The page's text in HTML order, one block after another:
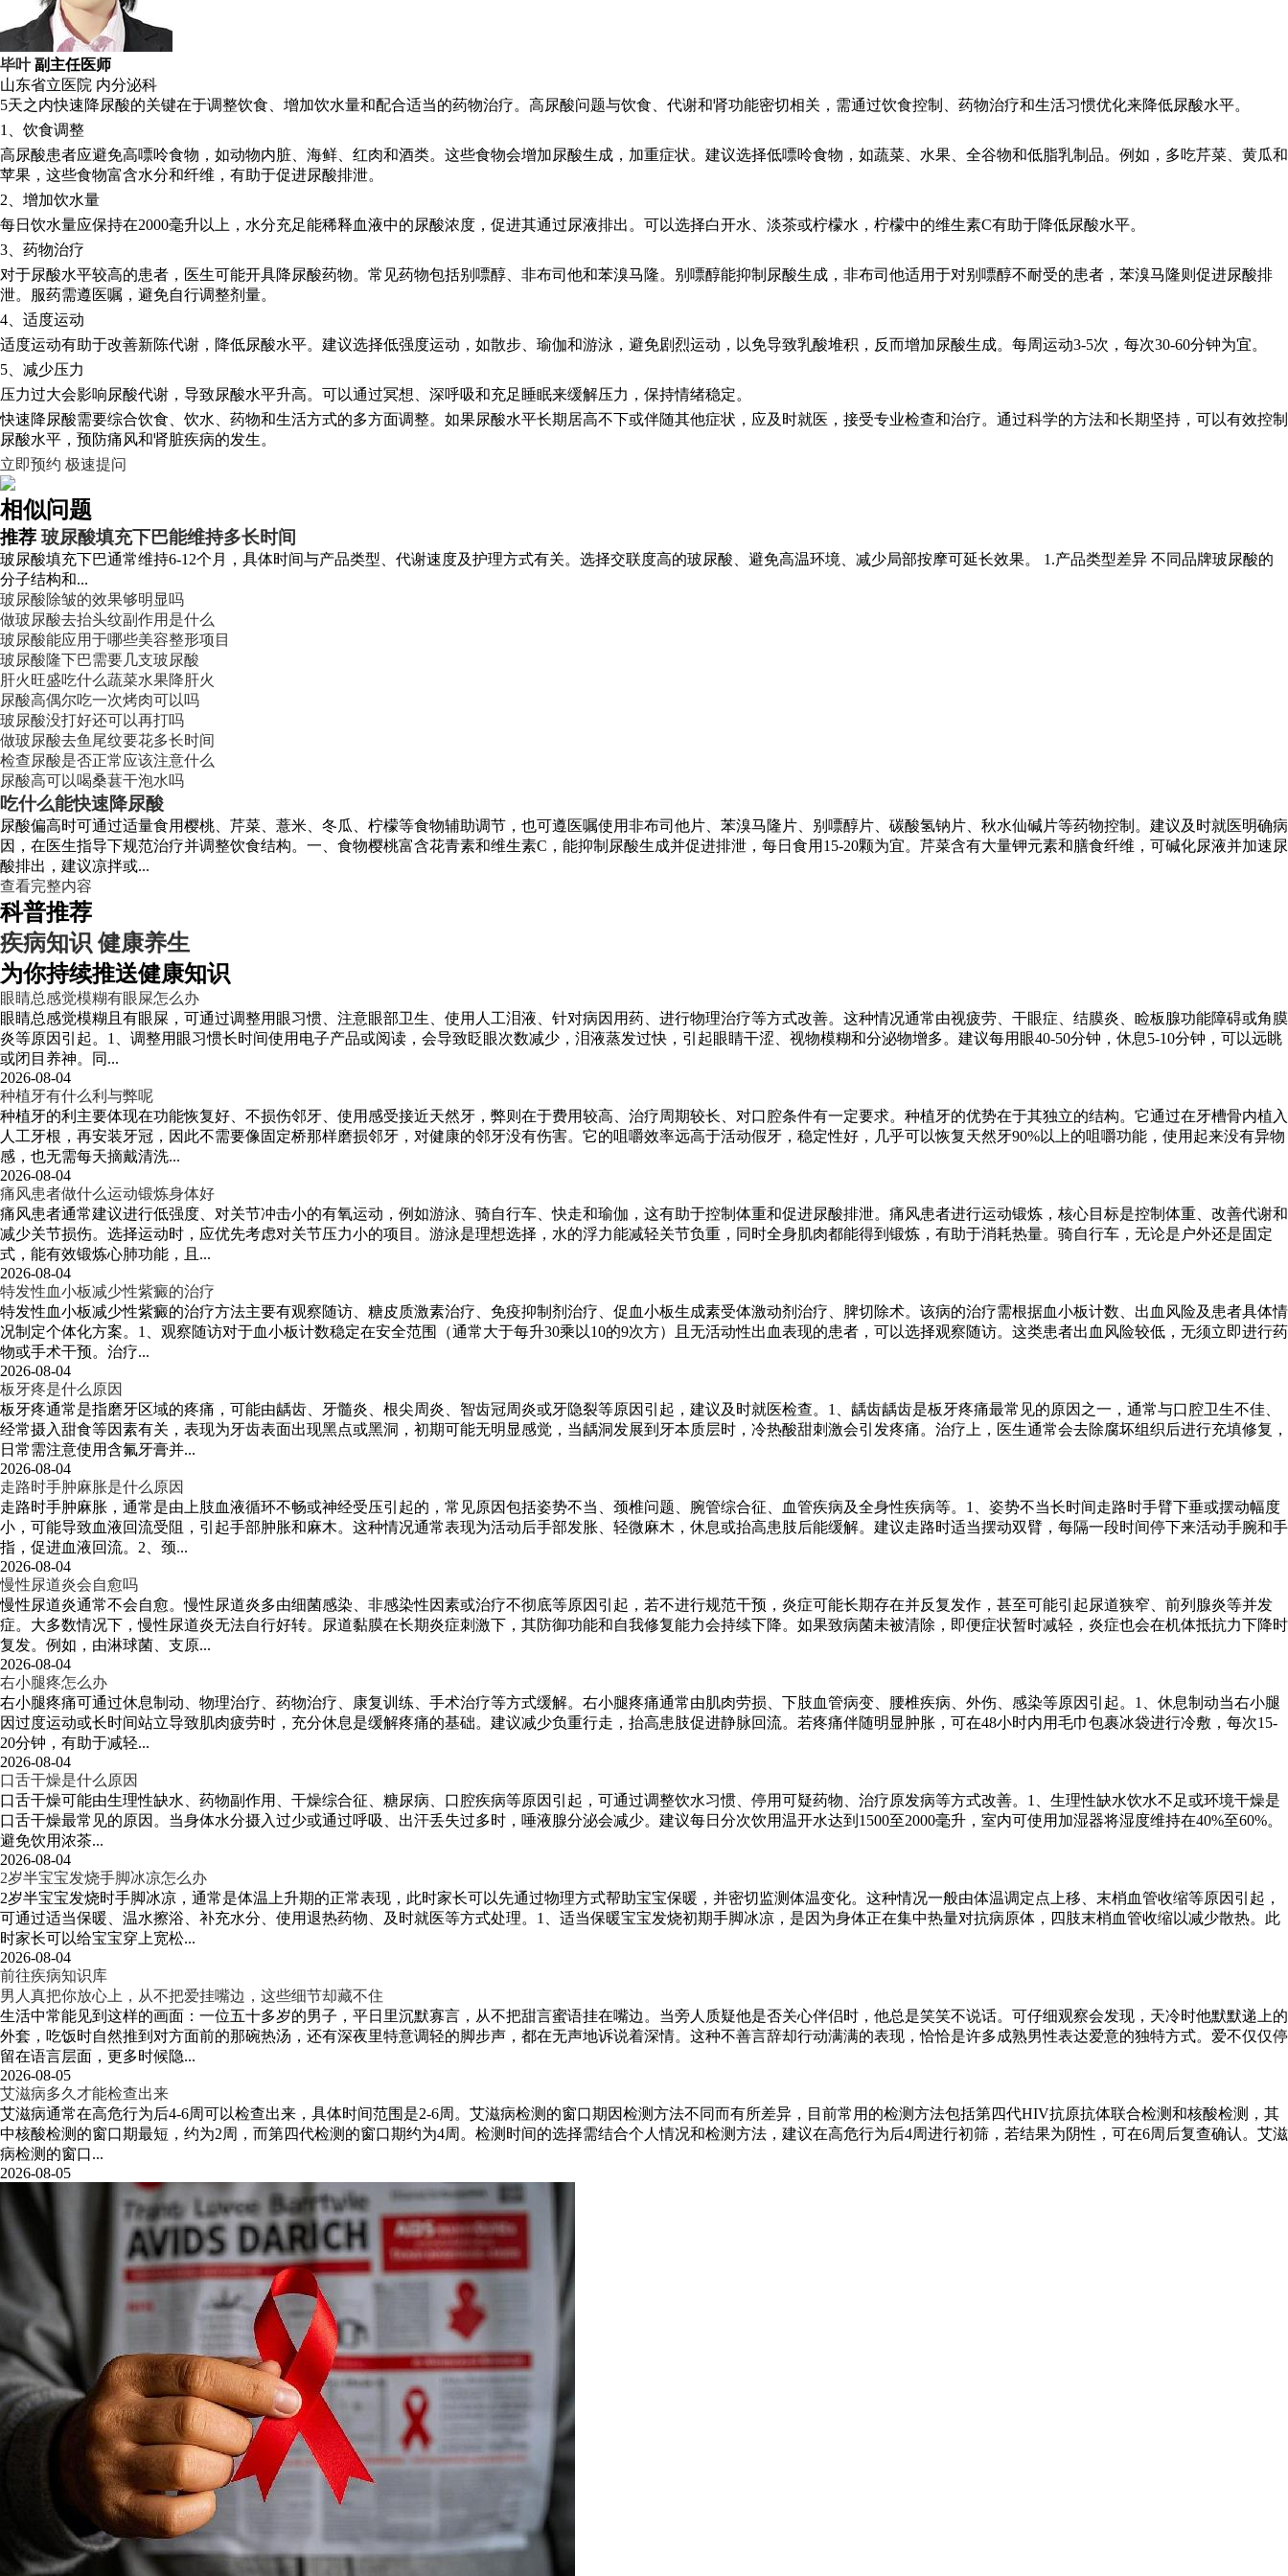
毕叶副主任医师
山东省立医院 内分泌科
5天之内快速降尿酸的关键在于调整饮食、增加饮水量和配合适当的药物治疗。高尿酸问题与饮食、代谢和肾功能密切相关，需通过饮食控制、药物治疗和生活习惯优化来降低尿酸水平。
1、饮食调整
高尿酸患者应避免高嘌呤食物，如动物内脏、海鲜、红肉和酒类。这些食物会增加尿酸生成，加重症状。建议选择低嘌呤食物，如蔬菜、水果、全谷物和低脂乳制品。例如，多吃芹菜、黄瓜和
苹果，这些食物富含水分和纤维，有助于促进尿酸排泄。
2、增加饮水量
每日饮水量应保持在2000毫升以上，水分充足能稀释血液中的尿酸浓度，促进其通过尿液排出。可以选择白开水、淡茶或柠檬水，柠檬中的维生素C有助于降低尿酸水平。
3、药物治疗
对于尿酸水平较高的患者，医生可能开具降尿酸药物。常见药物包括别嘌醇、非布司他和苯溴马隆。别嘌醇能抑制尿酸生成，非布司他适用于对别嘌醇不耐受的患者，苯溴马隆则促进尿酸排
泄。服药需遵医嘱，避免自行调整剂量。
4、适度运动
适度运动有助于改善新陈代谢，降低尿酸水平。建议选择低强度运动，如散步、瑜伽和游泳，避免剧烈运动，以免导致乳酸堆积，反而增加尿酸生成。每周运动3-5次，每次30-60分钟为宜。
5、减少压力
压力过大会影响尿酸代谢，导致尿酸水平升高。可以通过冥想、深呼吸和充足睡眠来缓解压力，保持情绪稳定。
快速降尿酸需要综合饮食、饮水、药物和生活方式的多方面调整。如果尿酸水平长期居高不下或伴随其他症状，应及时就医，接受专业检查和治疗。通过科学的方法和长期坚持，可以有效控制
尿酸水平，预防痛风和肾脏疾病的发生。
立即预约 极速提问
相似问题
推荐 玻尿酸填充下巴能维持多长时间
玻尿酸填充下巴通常维持6-12个月，具体时间与产品类型、代谢速度及护理方式有关。选择交联度高的玻尿酸、避免高温环境、减少局部按摩可延长效果。 1.产品类型差异 不同品牌玻尿酸的
分子结构和...
玻尿酸除皱的效果够明显吗
做玻尿酸去抬头纹副作用是什么
玻尿酸能应用于哪些美容整形项目
玻尿酸隆下巴需要几支玻尿酸
肝火旺盛吃什么蔬菜水果降肝火
尿酸高偶尔吃一次烤肉可以吗
玻尿酸没打好还可以再打吗
做玻尿酸去鱼尾纹要花多长时间
检查尿酸是否正常应该注意什么
尿酸高可以喝桑葚干泡水吗
吃什么能快速降尿酸
尿酸偏高时可通过适量食用樱桃、芹菜、薏米、冬瓜、柠檬等食物辅助调节，也可遵医嘱使用非布司他片、苯溴马隆片、别嘌醇片、碳酸氢钠片、秋水仙碱片等药物控制。建议及时就医明确病
因，在医生指导下规范治疗并调整饮食结构。一、食物樱桃富含花青素和维生素C，能抑制尿酸生成并促进排泄，每日食用15-20颗为宜。芹菜含有大量钾元素和膳食纤维，可碱化尿液并加速尿
酸排出，建议凉拌或...
查看完整内容
科普推荐
疾病知识 健康养生
为你持续推送健康知识
眼睛总感觉模糊有眼屎怎么办
眼睛总感觉模糊且有眼屎，可通过调整用眼习惯、注意眼部卫生、使用人工泪液、针对病因用药、进行物理治疗等方式改善。这种情况通常由视疲劳、干眼症、结膜炎、睑板腺功能障碍或角膜
炎等原因引起。1、调整用眼习惯长时间使用电子产品或阅读，会导致眨眼次数减少，泪液蒸发过快，引起眼睛干涩、视物模糊和分泌物增多。建议每用眼40-50分钟，休息5-10分钟，可以远眺
或闭目养神。同...
2026-08-04
种植牙有什么利与弊呢
种植牙的利主要体现在功能恢复好、不损伤邻牙、使用感受接近天然牙，弊则在于费用较高、治疗周期较长、对口腔条件有一定要求。种植牙的优势在于其独立的结构。它通过在牙槽骨内植入
人工牙根，再安装牙冠，因此不需要像固定桥那样磨损邻牙，对健康的邻牙没有伤害。它的咀嚼效率远高于活动假牙，稳定性好，几乎可以恢复天然牙90%以上的咀嚼功能，使用起来没有异物
感，也无需每天摘戴清洗...
2026-08-04
痛风患者做什么运动锻炼身体好
痛风患者通常建议进行低强度、对关节冲击小的有氧运动，例如游泳、骑自行车、快走和瑜伽，这有助于控制体重和促进尿酸排泄。痛风患者进行运动锻炼，核心目标是控制体重、改善代谢和
减少关节损伤。选择运动时，应优先考虑对关节压力小的项目。游泳是理想选择，水的浮力能减轻关节负重，同时全身肌肉都能得到锻炼，有助于消耗热量。骑自行车，无论是户外还是固定
式，能有效锻炼心肺功能，且...
2026-08-04
特发性血小板减少性紫癜的治疗
特发性血小板减少性紫癜的治疗方法主要有观察随访、糖皮质激素治疗、免疫抑制剂治疗、促血小板生成素受体激动剂治疗、脾切除术。该病的治疗需根据血小板计数、出血风险及患者具体情
况制定个体化方案。1、观察随访对于血小板计数稳定在安全范围（通常大于每升30乘以10的9次方）且无活动性出血表现的患者，可以选择观察随访。这类患者出血风险较低，无须立即进行药
物或手术干预。治疗...
2026-08-04
板牙疼是什么原因
板牙疼通常是指磨牙区域的疼痛，可能由龋齿、牙髓炎、根尖周炎、智齿冠周炎或牙隐裂等原因引起，建议及时就医检查。1、龋齿龋齿是板牙疼痛最常见的原因之一，通常与口腔卫生不佳、
经常摄入甜食等因素有关，表现为牙齿表面出现黑点或黑洞，初期可能无明显感觉，当龋洞发展到牙本质层时，冷热酸甜刺激会引发疼痛。治疗上，医生通常会去除腐坏组织后进行充填修复，
日常需注意使用含氟牙膏并...
2026-08-04
走路时手肿麻胀是什么原因
走路时手肿麻胀，通常是由上肢血液循环不畅或神经受压引起的，常见原因包括姿势不当、颈椎问题、腕管综合征、血管疾病及全身性疾病等。1、姿势不当长时间走路时手臂下垂或摆动幅度
小，可能导致血液回流受阻，引起手部肿胀和麻木。这种情况通常表现为活动后手部发胀、轻微麻木，休息或抬高患肢后能缓解。建议走路时适当摆动双臂，每隔一段时间停下来活动手腕和手
指，促进血液回流。2、颈...
2026-08-04
慢性尿道炎会自愈吗
慢性尿道炎通常不会自愈。慢性尿道炎多由细菌感染、非感染性因素或治疗不彻底等原因引起，若不进行规范干预，炎症可能长期存在并反复发作，甚至可能引起尿道狭窄、前列腺炎等并发
症。大多数情况下，慢性尿道炎无法自行好转。尿道黏膜在长期炎症刺激下，其防御功能和自我修复能力会持续下降。如果致病菌未被清除，即便症状暂时减轻，炎症也会在机体抵抗力下降时
复发。例如，由淋球菌、支原...
2026-08-04
右小腿疼怎么办
右小腿疼痛可通过休息制动、物理治疗、药物治疗、康复训练、手术治疗等方式缓解。右小腿疼痛通常由肌肉劳损、下肢血管病变、腰椎疾病、外伤、感染等原因引起。1、休息制动当右小腿
因过度运动或长时间站立导致肌肉疲劳时，充分休息是缓解疼痛的基础。建议减少负重行走，抬高患肢促进静脉回流。若疼痛伴随明显肿胀，可在48小时内用毛巾包裹冰袋进行冷敷，每次15-
20分钟，有助于减轻...
2026-08-04
口舌干燥是什么原因
口舌干燥可能由生理性缺水、药物副作用、干燥综合征、糖尿病、口腔疾病等原因引起，可通过调整饮水习惯、停用可疑药物、治疗原发病等方式改善。1、生理性缺水饮水不足或环境干燥是
口舌干燥最常见的原因。当身体水分摄入过少或通过呼吸、出汗丢失过多时，唾液腺分泌会减少。建议每日分次饮用温开水达到1500至2000毫升，室内可使用加湿器将湿度维持在40%至60%。
避免饮用浓茶...
2026-08-04
2岁半宝宝发烧手脚冰凉怎么办
2岁半宝宝发烧时手脚冰凉，通常是体温上升期的正常表现，此时家长可以先通过物理方式帮助宝宝保暖，并密切监测体温变化。这种情况一般由体温调定点上移、末梢血管收缩等原因引起，
可通过适当保暖、温水擦浴、补充水分、使用退热药物、及时就医等方式处理。1、适当保暖宝宝发烧初期手脚冰凉，是因为身体正在集中热量对抗病原体，四肢末梢血管收缩以减少散热。此
时家长可以给宝宝穿上宽松...
2026-08-04
前往疾病知识库
男人真把你放心上，从不把爱挂嘴边，这些细节却藏不住
生活中常能见到这样的画面：一位五十多岁的男子，平日里沉默寡言，从不把甜言蜜语挂在嘴边。当旁人质疑他是否关心伴侣时，他总是笑笑不说话。可仔细观察会发现，天冷时他默默递上的
外套，吃饭时自然推到对方面前的那碗热汤，还有深夜里特意调轻的脚步声，都在无声地诉说着深情。这种不善言辞却行动满满的表现，恰恰是许多成熟男性表达爱意的独特方式。爱不仅仅停
留在语言层面，更多时候隐...
2026-08-05
艾滋病多久才能检查出来
艾滋病通常在高危行为后4-6周可以检查出来，具体时间范围是2-6周。艾滋病检测的窗口期因检测方法不同而有所差异，目前常用的检测方法包括第四代HIV抗原抗体联合检测和核酸检测，其
中核酸检测的窗口期最短，约为2周，而第四代检测的窗口期约为4周。检测时间的选择需结合个人情况和检测方法，建议在高危行为后4周进行初筛，若结果为阴性，可在6周后复查确认。艾滋
病检测的窗口...
2026-08-05